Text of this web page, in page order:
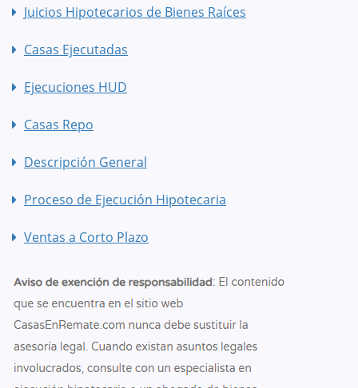
Juicios Hipotecarios de Bienes Raíces
Casas Ejecutadas
Ejecuciones HUD
Casas Repo
Descripción General
Proceso de Ejecución Hipotecaria
Ventas a Corto Plazo